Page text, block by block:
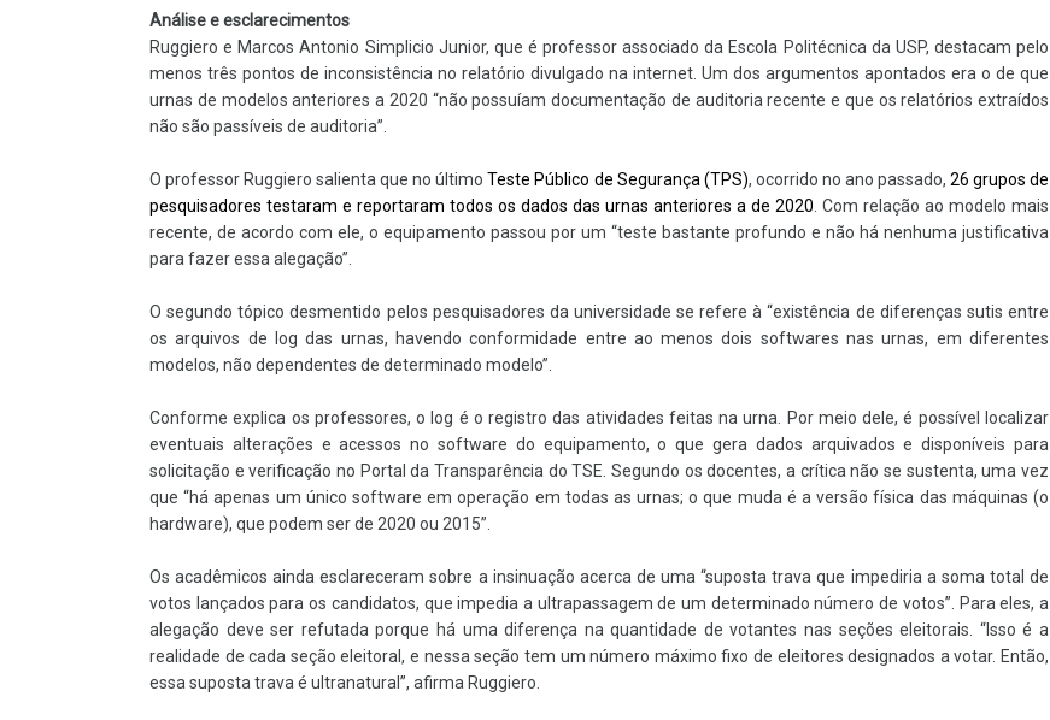
Análise e esclarecimentos
Ruggiero e Marcos Antonio Simplicio Junior, que é professor associado da Escola Politécnica da USP, destacam pelo
menos três pontos de inconsistência no relatório divulgado na internet. Um dos argumentos apontados era o de que
urnas de modelos anteriores a 2020 “não possuíam documentação de auditoria recente e que os relatórios extraídos
não são passíveis de auditoria”.
O professor Ruggiero salienta que no últimoTeste Público de Segurança (TPS), ocorrido no ano passado, 26 grupos de
pesquisadores testaram e reportaram todos os dados das urnas anteriores a de 2020. Com relação ao modelo mais
recente, de acordo com ele, o equipamento passou por um “teste bastante profundo e não há nenhuma justificativa
para fazer essa alegação”.
O segundo tópico desmentido pelos pesquisadores da universidade se refere à “existência de diferenças sutis entre
os arquivos de log das urnas, havendo conformidade entre ao menos dois softwares nas urnas, em diferentes
modelos, não dependentes de determinado modelo”.
Conforme explica os professores, o log é o registro das atividades feitas na urna. Por meio dele, é possível localizar
eventuais alterações e acessos no software do equipamento, o que gera dados arquivados e disponíveis para
solicitação e verificação no Portal da Transparência do TSE. Segundo os docentes, a crítica não se sustenta, uma vez
que “há apenas um único software em operação em todas as urnas; o que muda é a versão física das máquinas (o
hardware), que podem ser de 2020 ou 2015”.
Os acadêmicos ainda esclareceram sobre a insinuação acerca de uma “suposta trava que impediria a soma total de
votos lançados para os candidatos, que impedia a ultrapassagem de um determinado número de votos”. Para eles, a
alegação deve ser refutada porque há uma diferença na quantidade de votantes nas seções eleitorais. “Isso é a
realidade de cada seção eleitoral, e nessa seção tem um número máximo fixo de eleitores designados a votar. Então,
essa suposta trava é ultranatural”, afirma Ruggiero.